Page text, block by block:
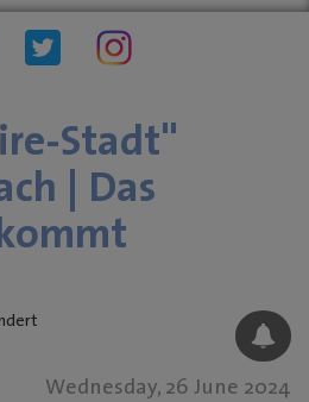
stadt:impuls GM
Innenstädte und
Ortszentren"
Stadt"
| Das
Wednesday, 26 June 2024